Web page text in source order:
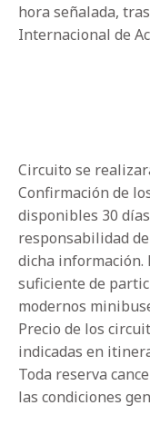
hora señalada,
Internacional de
Circuito se
Confirmación de
disponibles 30
responsabilidad
dicha información.
suficiente de
modernos
Precio de los
indicadas en
Toda reserva
las condiciones